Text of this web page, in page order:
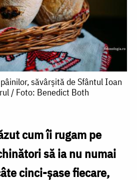
săvârșită de Sfântul Ioan
/ Foto: Benedict Both
cum îi rugam pe
să ia nu numai
cinci-şase fiecare,